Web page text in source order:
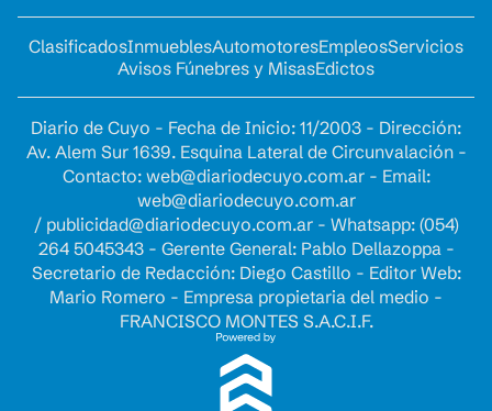
ClasificadosInmueblesAutomotoresEmpleosServicios
Avisos Fúnebres y MisasEdictos
Diario de Cuyo - Fecha de Inicio: 11/2003 - Dirección:
Av. Alem Sur 1639. Esquina Lateral de Circunvalación -
Contacto: web@diariodecuyo.com.ar- Email:
web@diariodecuyo.com.ar
/ publicidad@diariodecuyo.com.ar- Whatsapp: (054)
264 5045343 - Gerente General: Pablo Dellazoppa -
Secretario de Redacción: Diego Castillo - Editor Web:
Mario Romero - Empresa propietaria del medio -
FRANCISCO MONTES S.A.C.I.F.